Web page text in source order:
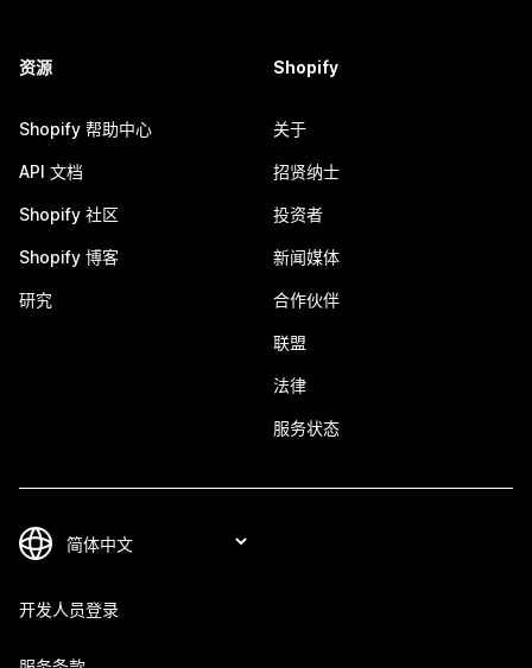
资源
Shopify 帮助中心
API 文档
Shopify 社区
Shopify 博客
研究
Shopify
关于
招贤纳士
投资者
新闻媒体
合作伙伴
联盟
法律
服务状态
开发人员登录